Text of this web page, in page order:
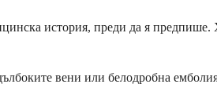
история, преди да я предпише.
вени или белодробна